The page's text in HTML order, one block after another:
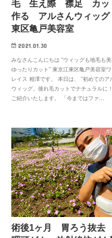
毛 生え際 襟足 カッ
作る アルさんウィッ
東区亀戸美容室
2021.01.30
みなさんこんにちは “ウィッグも地毛も
ゆったりカット” 東京江東区亀戸美容室
レイス 相澤です。 本日は、 “初めてのア
ウィッグ。後れ毛カットでナチュラルに
ご紹介いたします。 「今まではファ…
が
術後1ヶ月 胃ろう抜去